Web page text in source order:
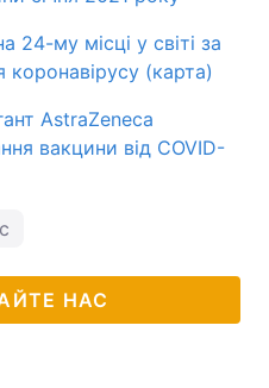
24-му місці у світі за
(карта)
AstraZeneca
вакцини від COVID-
НАС